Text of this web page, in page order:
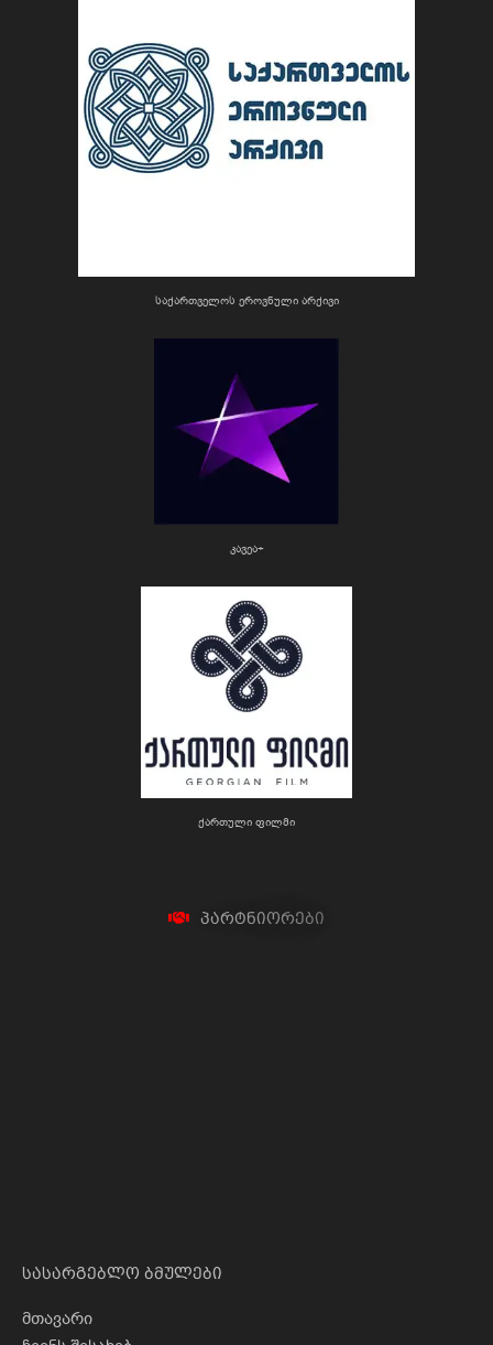
საქართველოს ეროვნული არქივი
კავეა+
ქართული ფილმი
პარტნიორები
სასარგებლო ბმულები
მთავარი